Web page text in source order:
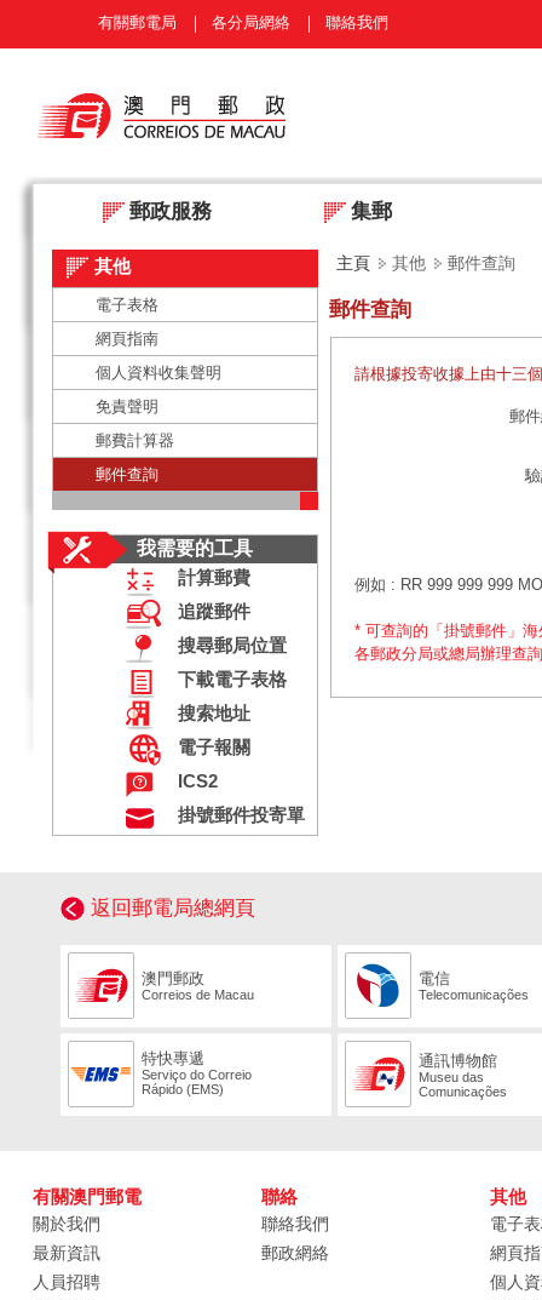
有關郵電局 各分局網絡 聯絡我們
郵政服務 集郵
其他
電子表格
網頁指南
個人資料收集聲明
免責聲明
郵費計算器
郵件查詢
我需要的工具
計算郵費
追蹤郵件
搜尋郵局位置
下載電子表格
搜索地址
電子報關
ICS2
掛號郵件投寄單
主頁 其他 郵件查詢
郵件查詢
請根據投寄收據上由十三
郵
例如 : RR 999 999 999
* 可查詢的「掛號郵件」
各郵政分局或總局辦理查
返回郵電局總網頁
澳門郵政
Correios de Macau
電信
Telecomunicações
特快專遞
Serviço do Correio
Rápido (EMS)
通訊博物館
Museu das
Comunicações
有關澳門郵電
關於我們
最新資訊
人員招聘
聯絡
聯絡我們
郵政網絡
其他
電子
網頁
個人